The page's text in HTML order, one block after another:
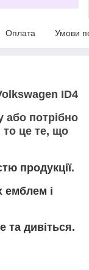
Оплата Умови
ID4
потрібно
то це те, що
продукції.
емблем і
та дивіться.